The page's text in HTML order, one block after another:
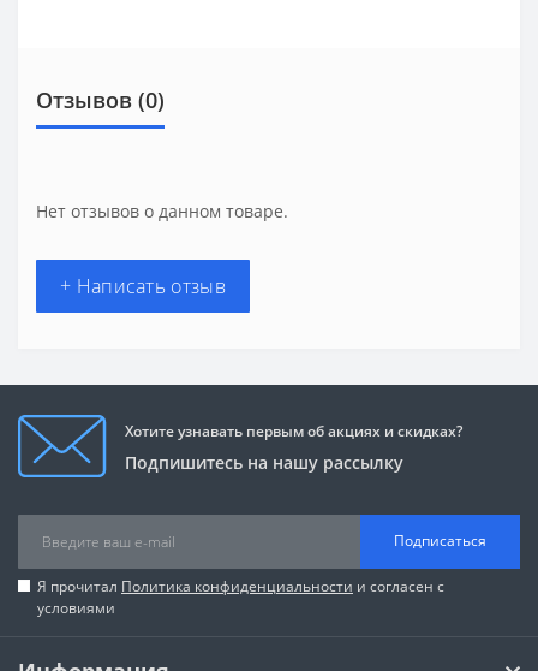
Отзывов (0)
Нет отзывов о данном товаре.
+ Написать отзыв
Хотите узнавать первым об акциях и скидках?
Подпишитесь на нашу рассылку
Подписаться
Я прочитал Политика конфиденциальности и согласен с
условиями